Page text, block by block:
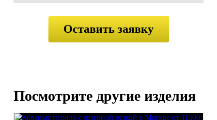
Посмотрите другие изделия